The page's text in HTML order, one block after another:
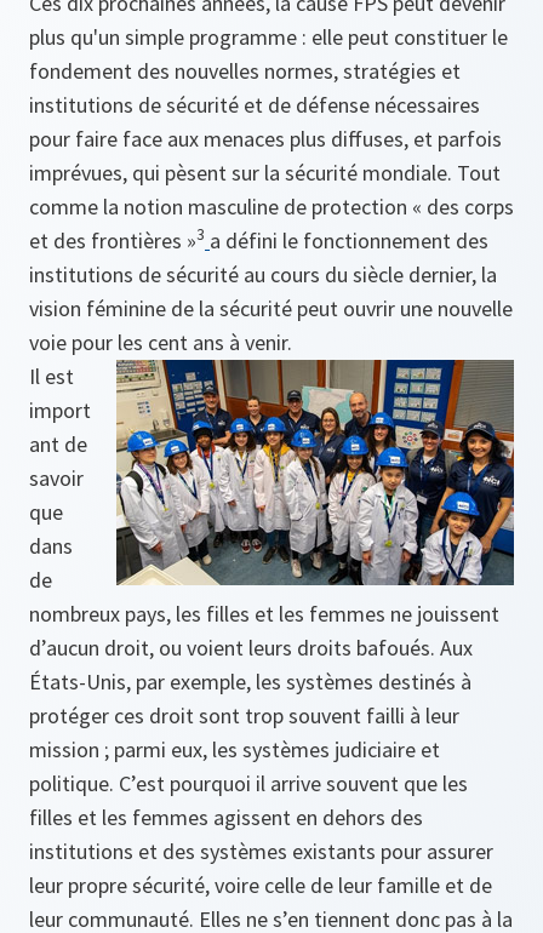
plus qu'un simple programme : elle peut constituer le
fondement des nouvelles normes, stratégies et
institutions de sécurité et de défense nécessaires
pour faire face aux menaces plus diffuses, et parfois
imprévues, qui pèsent sur la sécurité mondiale. Tout
comme la notion masculine de protection « des corps
et des frontières »3 a défini le fonctionnement des
institutions de sécurité au cours du siècle dernier, la
vision féminine de la sécurité peut ouvrir une nouvelle
voie pour les cent ans à venir.
Il est
import
ant de
savoir
que
dans
de
nombreux pays, les filles et les femmes ne jouissent
d’aucun droit, ou voient leurs droits bafoués. Aux
États-Unis, par exemple, les systèmes destinés à
protéger ces droit sont trop souvent failli à leur
mission ; parmi eux, les systèmes judiciaire et
politique. C’est pourquoi il arrive souvent que les
filles et les femmes agissent en dehors des
institutions et des systèmes existants pour assurer
leur propre sécurité, voire celle de leur famille et de
leur communauté. Elles ne s’en tiennent donc pas à la